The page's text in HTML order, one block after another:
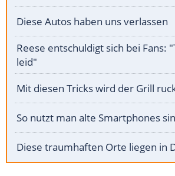
Diese Autos haben uns verlassen
Reese entschuldigt sich bei Fans:
leid"
Mit diesen Tricks wird der Grill
So nutzt man alte Smartphones
Diese traumhaften Orte liegen in